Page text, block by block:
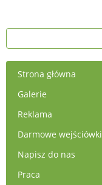
Strona główna
Galerie
Reklama
Darmowe wejściówki
Napisz do nas
Praca